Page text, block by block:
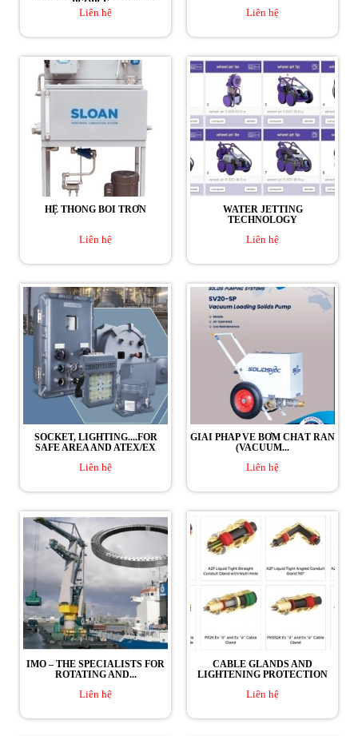
PEOPLE,...
Liên hệ Liên hệ
HỆ THỐNG BÔI TRƠN
Liên hệ
WATER JETTING
TECHNOLOGY
Liên hệ
SOCKET, LIGHTING....FOR
SAFE AREA AND ATEX/EX
Liên hệ
GIẢI PHÁP VỀ BƠM CHẤT RẮN
(VACUUM...
Liên hệ
IMO – THE SPECIALISTS FOR
ROTATING AND...
Liên hệ
CABLE GLANDS AND
LIGHTENING PROTECTION
Liên hệ